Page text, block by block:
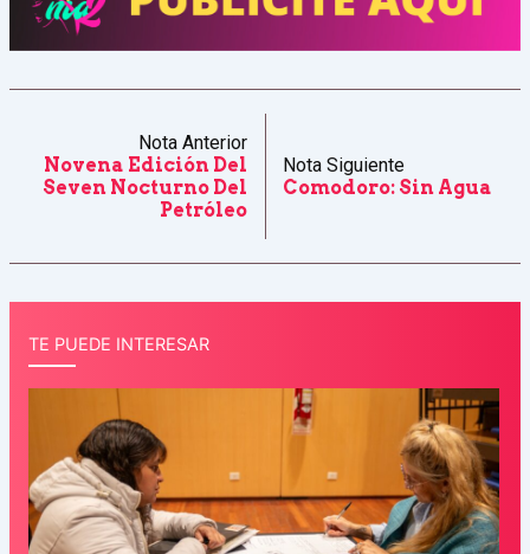
Nota Anterior
Novena Edición Del
Seven Nocturno Del
Petróleo
Nota Siguiente
Comodoro: Sin Agua
TE PUEDE INTERESAR